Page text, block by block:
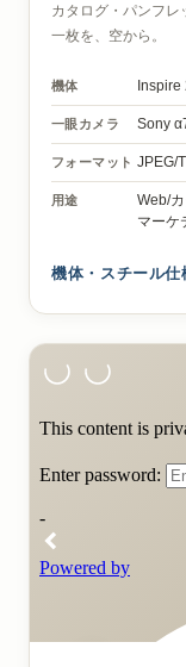
カタログ・パンフレ
一枚を、空から。
機体 Inspire
一眼カメラ Sony
フォーマット JPEG/
用途
Web/
マーケ
機体・スチール仕